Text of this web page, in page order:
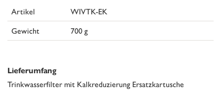
Artikel
WIVTK-EK
Gewicht
700 g
Lieferumfang
Trinkwasserfilter mit Kalkreduzierung Ersatzkartusche